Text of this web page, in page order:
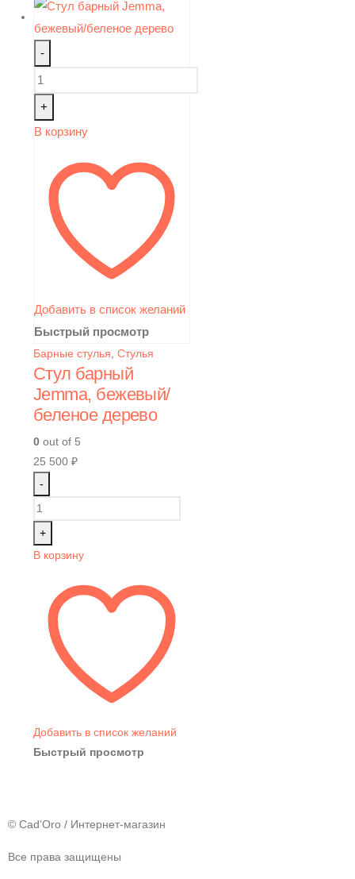
-
+
В корзину
Добавить в список желаний
Быстрый просмотр
Барные стулья, Стулья
Стул барный
Jemma, бежевый/
беленое дерево
0 out of 5
25 500 ₽
-
+
В корзину
Добавить в список желаний
Быстрый просмотр
© Cad’Oro / Интернет-магазин
Все права защищены